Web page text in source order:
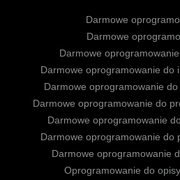
Darmowe
Darmowe
Darmowe
Darmowe oprogramowanie do
Darmowe oprogramowanie
Darmowe oprogramowanie do
Darmowe oprogramowanie
Darmowe oprogramowanie do
Darmowe oprogramowanie
Oprogramowanie do